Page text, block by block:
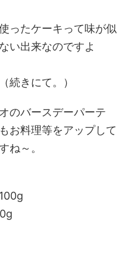
ったケーキって味が似
い出来なのですよ
続きにて。）
のバースデーパーテ
お料理等をアップして
ね～。